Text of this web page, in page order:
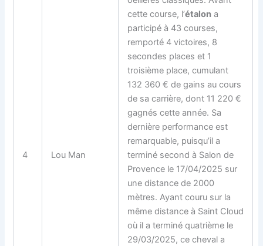
4 Lou Man
cette course, l’étalon a
participé à 43 courses,
remporté 4 victoires, 8
secondes places et 1
troisième place, cumulant
132 360 € de gains au cours
de sa carrière, dont 11 220 €
gagnés cette année. Sa
dernière performance est
remarquable, puisqu’il a
terminé second à Salon de
Provence le 17/04/2025 sur
une distance de 2000
mètres. Ayant couru sur la
même distance à Saint Cloud
où il a terminé quatrième le
29/03/2025, ce cheval a